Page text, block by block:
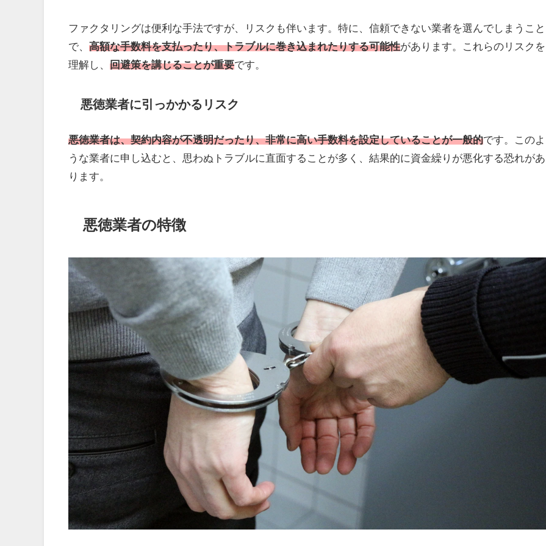
ファクタリングは便利な手法ですが、リスクも伴います。特に、信頼できない業者を選んでしまうこと
で、 高額な手数料を支払ったり、トラブルに巻き込まれたりする可能性があります。これらのリスクを
理解し、 回避策を講じることが重要です。
悪徳業者に引っかかるリスク
悪徳業者は、契約内容が不透明だったり、非常に高い手数料を設定していることが一般的です。このよ
うな業者に申し込むと、思わぬトラブルに直面することが多く、結果的に資金繰りが悪化する恐れがあ
ります。
悪徳業者の特徴